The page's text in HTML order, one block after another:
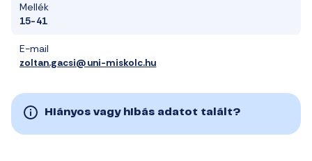
Mellék
15-41
E-mail
zoltan.gacsi@uni-miskolc.hu
Hiányos vagy hibás adatot talált?